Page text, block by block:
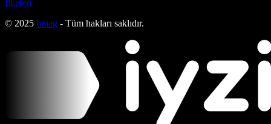
İlkeleri
© 2025 bmag - Tüm hakları saklıdır.